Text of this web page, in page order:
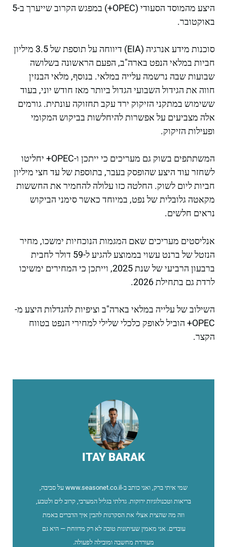
היצע מהמוסד הסעודי (OPEC+) במפגש הקרוב שייערך ב-5
באוקטובר.
סוכנות מידע אנרגיה (EIA) דיווחה על תוספת של 3.5 מיליון
חביות במלאי הנפט בארה"ב, הפעם הראשונה בשלושה
שבועות שבה נרשמה עלייה במלאי. בנוסף, מלאי הבנזין
חווה את הגידול השבועי הגדול ביותר מאז חודש יוני, בעוד
ששימוש במתקני הזיקוק ירד עקב תחזוקה עונתית. גורמים
אלה מצביעים על אפשרות להיחלשות בביקוש המקומי
ופעילות הזיקוק.
המשתתפים בשוק גם מעריכים כי ייתכן ו-OPEC+ יחליטו
לשחזר עוד היצע שהופסק בעבר, בתוספת של עד חצי מיליון
חביות ליום לשוק. החלטה כזו עלולה להחמיר את החששות
מקאטה גלובלית של נפט, במיוחד כאשר סימני הביקוש
נראים חלשים.
אנליסטים מעריכים שאם המגמות הנוכחיות ימשכו, מחיר
הנזטל של ברנט עשוי בממוצע להגיע ל-59 דולר לחבית
ברבעון הרביעי של שנת 2025, וייתכן כי המחירים ימשיכו
לרדת גם בתחילת 2026.
השילוב של עלייה במלאי בארה"ב וציפיות להגדלות היצע מ-
OPEC+ הוביל לאופק כלכלי שלילי למחירי הנפט בטווח
הקצר.
ITAY BARAK
שמי איתי ברק, ואני כותב ב-www.seasonet.co.il על סביבה,
בריאות וטכנולוגיות ירוקות. גדלתי בגליל המערבי, קרוב לים ולטבע,
וזה מה שהצית אצלי את הסקרנות להבין איך הדברים באמת
עובדים. אני מאמין שעיתונות טובה לא רק מדווחת — היא גם
מעוררת מחשבה ומובילה לפעולה.